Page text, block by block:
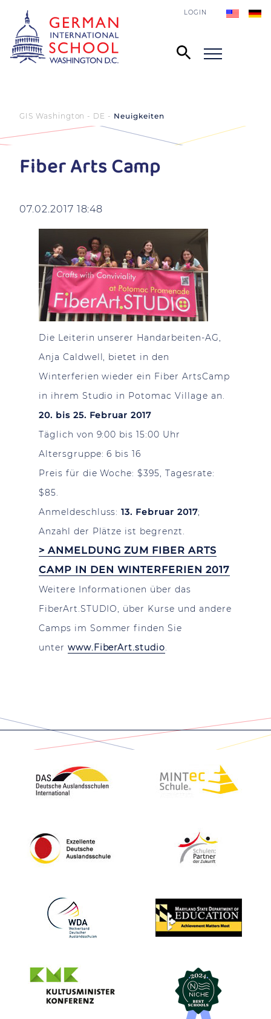
LOGIN
GIS Washington - DE Neuigkeiten
Fiber Arts Camp
07.02.2017 18:48
Die Leiterin unserer Handarbeiten-AG,
Anja Caldwell, bietet in den
Winterferien wieder ein Fiber ArtsCamp
in ihrem Studio in Potomac Village an.
20. bis 25. Februar 2017
Täglich von 9:00 bis 15:00 Uhr
Altersgruppe: 6 bis 16
Preis für die Woche: $395, Tagesrate:
$85.
Anmeldeschluss:13. Februar 2017;
Anzahl der Plätze ist begrenzt.
> ANMELDUNG ZUM FIBER ARTS
CAMP IN DEN WINTERFERIEN 2017
Weitere Informationen über das
FiberArt.STUDIO, über Kurse und andere
Camps im Sommer finden Sie
unter www.FiberArt.studio.